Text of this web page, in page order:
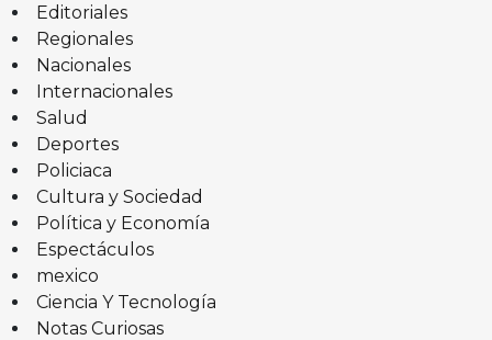
Editoriales
Regionales
Nacionales
Internacionales
Salud
Deportes
Policiaca
Cultura y Sociedad
Política y Economía
Espectáculos
mexico
Ciencia Y Tecnología
Notas Curiosas